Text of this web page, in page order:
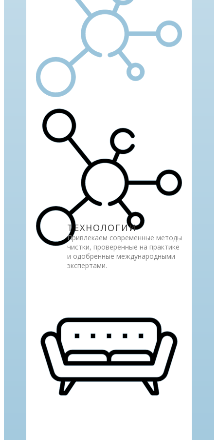
ТЕХНОЛОГИИ
Привлекаем современные методы
чистки, проверенные на практике
и одобренные международными
экспертами.